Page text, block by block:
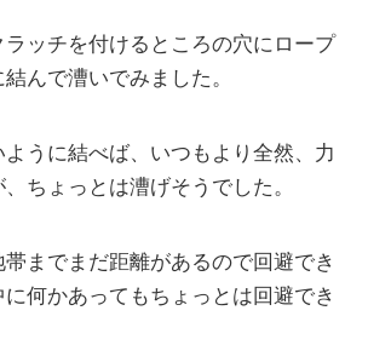
ッチを付けるところの穴にロープ
んで漕いでみました。
うに結べば、いつもより全然、力
ちょっとは漕げそうでした。
までまだ距離があるので回避でき
何かあってもちょっとは回避でき